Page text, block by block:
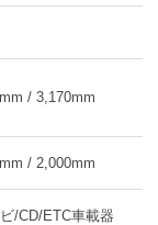
/ 3,170mm
/ 2,000mm
/CD/ETC車載器